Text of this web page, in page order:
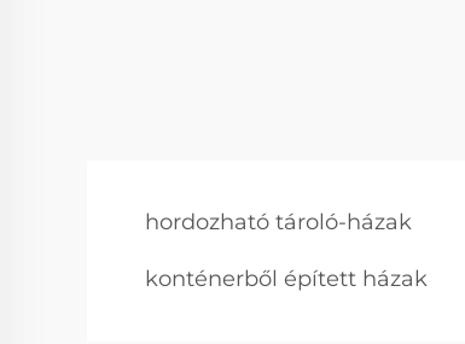
hordozható tároló-házak
konténerből épített házak